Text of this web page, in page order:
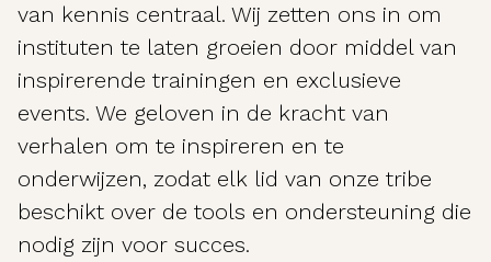
van kennis centraal. Wij zetten ons in om
instituten te laten groeien door middel van
inspirerende trainingen en exclusieve
events. We geloven in de kracht van
verhalen om te inspireren en te
onderwijzen, zodat elk lid van onze tribe
beschikt over de tools en ondersteuning die
nodig zijn voor succes.